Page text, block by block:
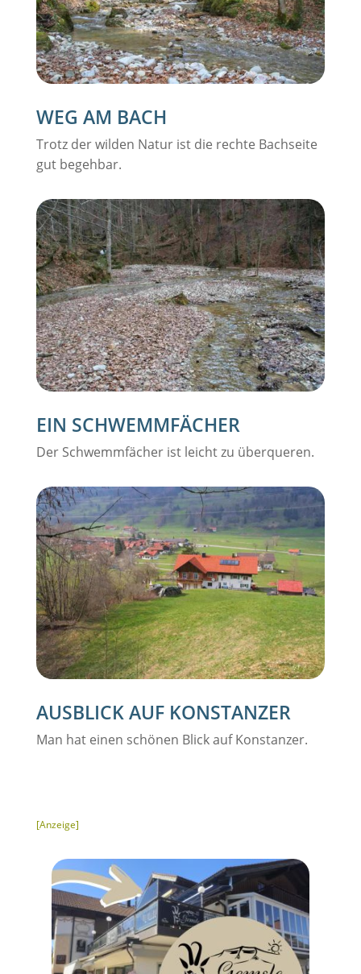
WEG AM BACH
Trotz der wilden Natur ist die rechte Bachseite
gut begehbar.
EIN SCHWEMMFÄCHER
Der Schwemmfächer ist leicht zu überqueren.
AUSBLICK AUF KONSTANZER
Man hat einen schönen Blick auf Konstanzer.
[Anzeige]